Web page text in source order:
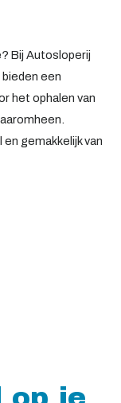
Bij Autosloperij
een
het ophalen van
gemakkelijk van